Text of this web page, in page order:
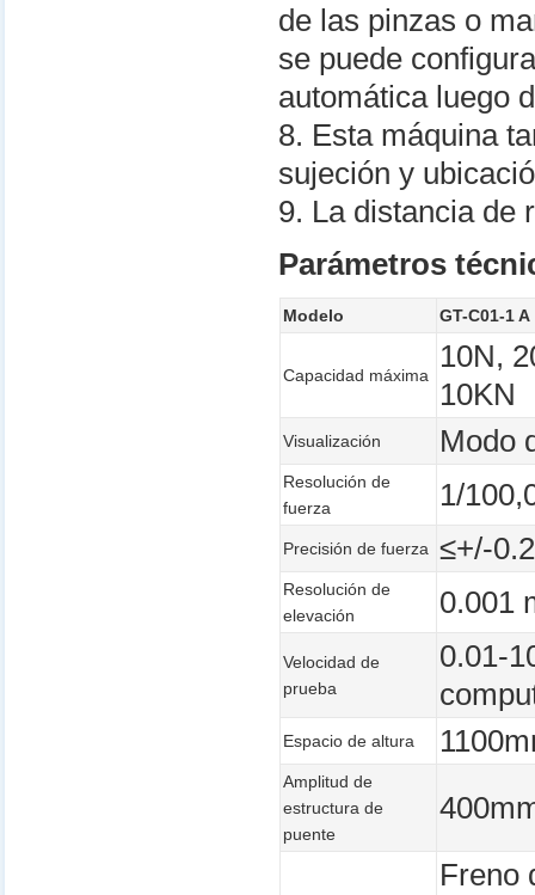
de las pinzas o
se puede
automática luego
8. Esta máquina
sujeción y
9. La distancia de
Parámetros
Modelo GT-C01-1 A
Capacidad máxima
10N,
10KN
Visualización Modo
Resolución de
fuerza
1/
Precisión de fuerza ≤+/-
Resolución de
elevación
0.001
Velocidad de
prueba
0.01-
Espacio de altura
Amplitud de
estructura de
puente
Freno